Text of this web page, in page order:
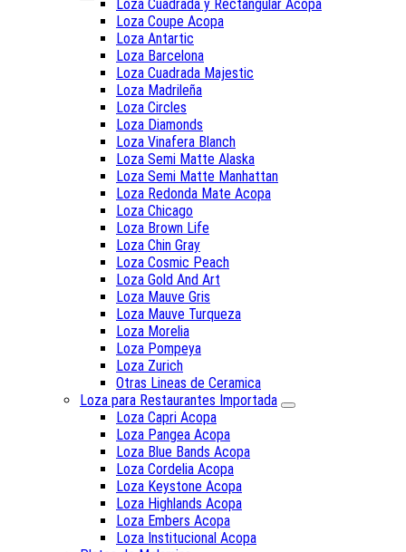
Loza Cuadrada y Rectangular Acopa
Loza Coupe Acopa
Loza Antartic
Loza Barcelona
Loza Cuadrada Majestic
Loza Madrileña
Loza Circles
Loza Diamonds
Loza Vinafera Blanch
Loza Semi Matte Alaska
Loza Semi Matte Manhattan
Loza Redonda Mate Acopa
Loza Chicago
Loza Brown Life
Loza Chin Gray
Loza Cosmic Peach
Loza Gold And Art
Loza Mauve Gris
Loza Mauve Turqueza
Loza Morelia
Loza Pompeya
Loza Zurich
Otras Lineas de Ceramica
Loza para Restaurantes Importada
Loza Capri Acopa
Loza Pangea Acopa
Loza Blue Bands Acopa
Loza Cordelia Acopa
Loza Keystone Acopa
Loza Highlands Acopa
Loza Embers Acopa
Loza Institucional Acopa